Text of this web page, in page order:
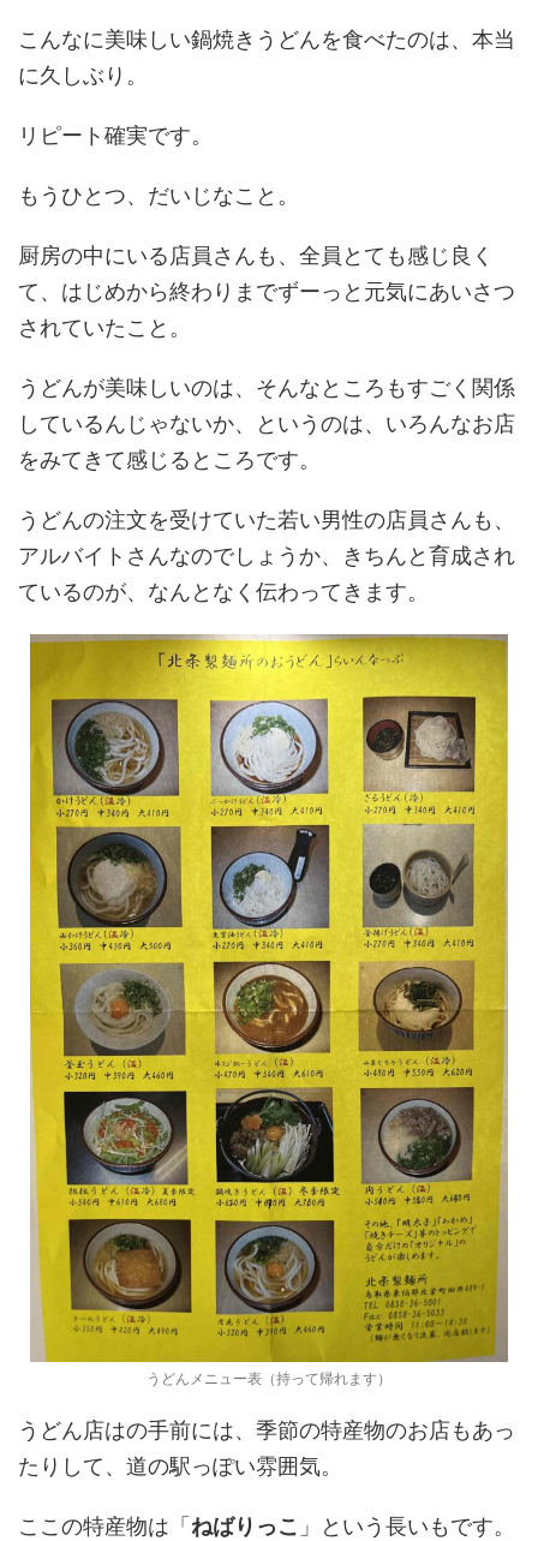
こんなに美味しい鍋焼きうどんを食べたのは、本当
に久しぶり。
リピート確実です。
もうひとつ、だいじなこと。
厨房の中にいる店員さんも、全員とても感じ良く
て、はじめから終わりまでずーっと元気にあいさつ
されていたこと。
うどんが美味しいのは、そんなところもすごく関係
しているんじゃないか、というのは、いろんなお店
をみてきて感じるところです。
うどんの注文を受けていた若い男性の店員さんも、
アルバイトさんなのでしょうか、きちんと育成され
ているのが、なんとなく伝わってきます。
うどんメニュー表（持って帰れます）
うどん店はの手前には、季節の特産物のお店もあっ
たりして、道の駅っぽい雰囲気。
ここの特産物は「 ねばりっこ 」という長いもです。